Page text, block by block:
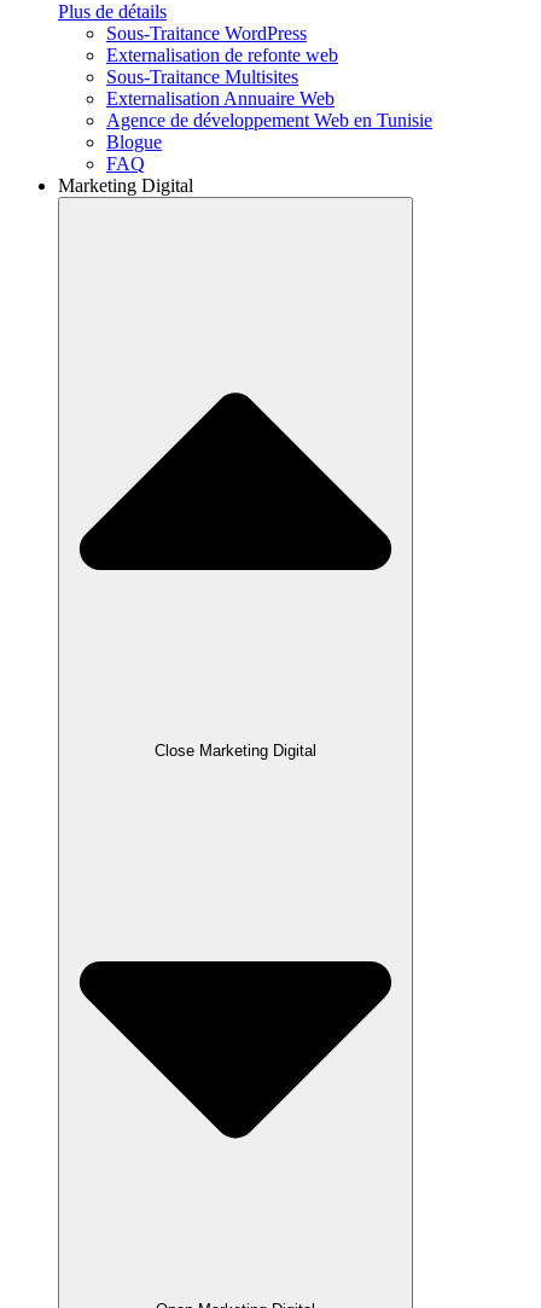
Plus de détails
Sous-Traitance WordPress
Externalisation de refonte web
Sous-Traitance Multisites
Externalisation Annuaire Web
Agence de développement Web en Tunisie
Blogue
FAQ
Marketing Digital
Close Marketing Digital